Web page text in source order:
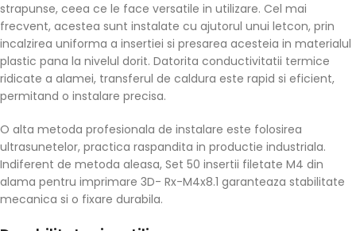
strapunse, ceea ce le face versatile in utilizare. Cel mai
frecvent, acestea sunt instalate cu ajutorul unui letcon, prin
incalzirea uniforma a insertiei si presarea acesteia in materialul
plastic pana la nivelul dorit. Datorita conductivitatii termice
ridicate a alamei, transferul de caldura este rapid si eficient,
permitand o instalare precisa.
O alta metoda profesionala de instalare este folosirea
ultrasunetelor, practica raspandita in productie industriala.
Indiferent de metoda aleasa, Set 50 insertii filetate M4 din
alama pentru imprimare 3D- Rx-M4x8.1 garanteaza stabilitate
mecanica si o fixare durabila.